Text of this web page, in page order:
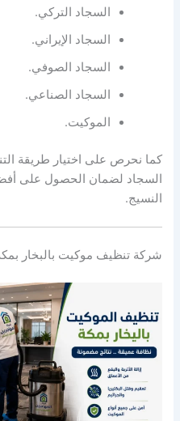
السجاد التركي.
السجاد الإيراني.
السجاد الصوفي.
السجاد الصناعي.
الموكيت.
كما نحرص على اختيار طريقة
السجاد لضمان الحصول على
النسيج.
شركة تنظيف موكيت بالبخار